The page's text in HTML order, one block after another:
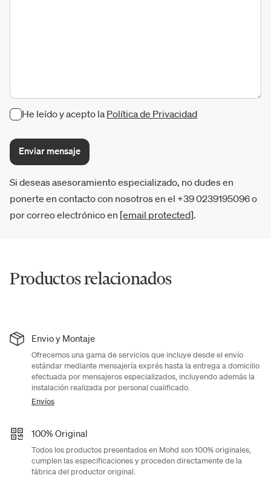
He leído y acepto la Política de Privacidad
Enviar mensaje
Si deseas asesoramiento especializado, no dudes en
ponerte en contacto con nosotros en el +39 0239195096 o
por correo electrónico en [email protected].
Productos relacionados
Envio y Montaje
Ofrecemos una gama de servicios que incluye desde el envío
estándar mediante mensajería exprés hasta la entrega a domicilio
efectuada por mensajeros especializados, incluyendo además la
instalación realizada por personal cualificado.
Envíos
100% Original
Todos los productos presentados en Mohd son 100% originales,
cumplen las especificaciones y proceden directamente de la
fábrica del productor original.